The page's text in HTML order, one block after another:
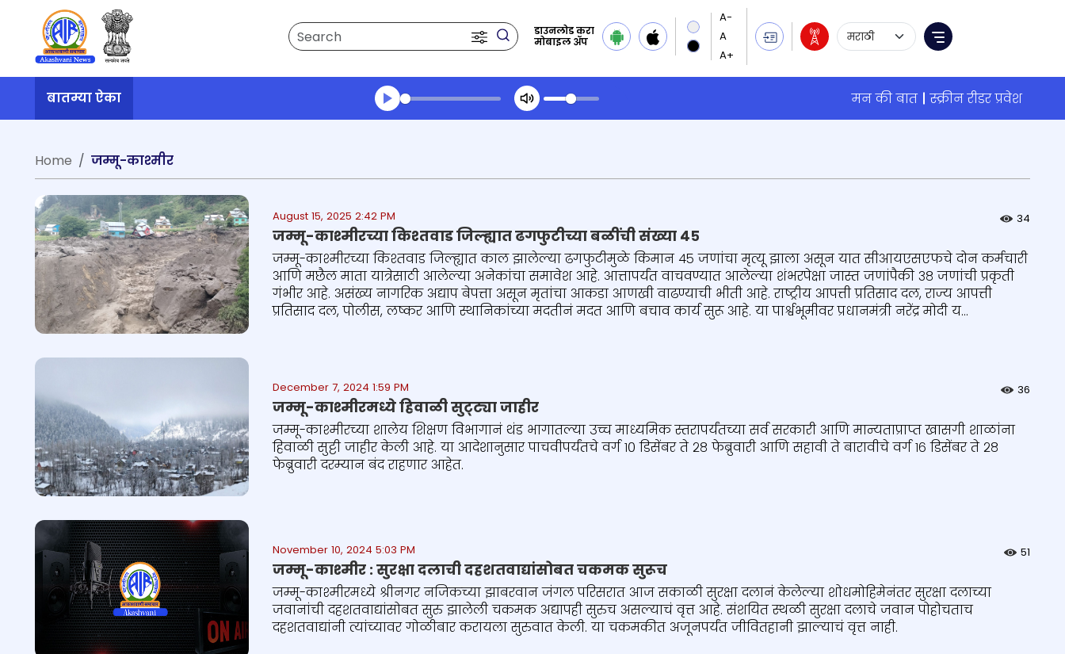
Search
डाउनलोड करा
मोबाइल ॲप
Language Selection
Menu
बातम्या ऐका मन की बात
स्क्रीन रीडर प्रवेश
Transcript summary
Home
जम्मू-काश्मीर
August 15, 2025 2:42 PM 34
जम्मू-काश्मीरच्या किश्तवाड जिल्ह्यात ढगफुटीच्या बळींची संख्या ४५
जम्मू-काश्मीरच्या किश्तवाड जिल्ह्यात काल झालेल्या ढगफुटीमुळे किमान ४५ जणांचा मृत्यू झाला असून यात सीआयएसएफचे दोन कर्मचारी
आणि मछैल माता यात्रेसाठी आलेल्या अनेकांचा समावेश आहे. आत्तापर्यंत वाचवण्यात आलेल्या शंभरपेक्षा जास्त जणांपैकी ३८ जणांची प्रकृती
गंभीर आहे. असंख्य नागरिक अद्याप बेपत्ता असून मृतांचा आकडा आणखी वाढण्याची भीती आहे. राष्ट्रीय आपत्ती प्रतिसाद दल, राज्य आपत्ती
प्रतिसाद दल, पोलीस, लष्कर आणि स्थानिकांच्या मदतीनं मदत आणि बचाव कार्य सुरू आहे. या पार्श्वभूमीवर प्रधानमंत्री नरेंद्र मोदी य...
December 7, 2024 1:59 PM 36
जम्मू-काश्मीरमध्ये हिवाळी सुट्ट्या जाहीर
जम्मू-काश्मीरच्या शालेय शिक्षण विभागानं थंड भागातल्या उच्च माध्यमिक स्तरापर्यंतच्या सर्व सरकारी आणि मान्यताप्राप्त खासगी शाळांना
हिवाळी सुट्टी जाहीर केली आहे. या आदेशानुसार पाचवीपर्यंतचे वर्ग १० डिसेंबर ते २८ फेब्रुवारी आणि सहावी ते बारावीचे वर्ग १६ डिसेंबर ते २८
फेब्रुवारी दरम्यान बंद राहणार आहेत.
November 10, 2024 5:03 PM 51
जम्मू-काश्मीर : सुरक्षा दलाची दहशतवाद्यांसोबत चकमक सुरूच
जम्मू-काश्मीरमध्ये श्रीनगर नजिकच्या झाबरवान जंगल परिसरात आज सकाळी सुरक्षा दलानं केलेल्या शोधमोहिमेनंतर सुरक्षा दलाच्या
जवानांची दहशतवाद्यांसोबत सुरु झालेली चकमक अद्यापही सुरुच असल्याचं वृत्त आहे. संशयित स्थळी सुरक्षा दलाचे जवान पोहोचताच
दहशतवाद्यांनी त्यांच्यावर गोळीबार करायला सुरुवात केली. या चकमकीत अजूनपर्यंत जीवितहानी झाल्याचं वृत्त नाही.